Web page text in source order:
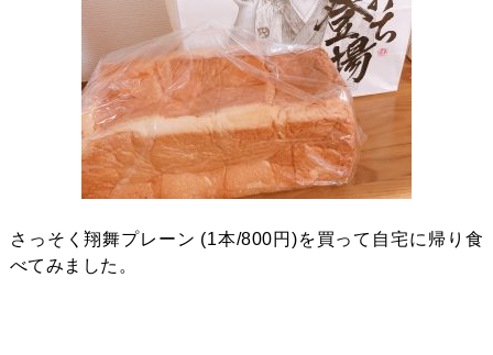
さっそく翔舞プレーン (1本/800円)を買って自宅に帰り食
べてみました。